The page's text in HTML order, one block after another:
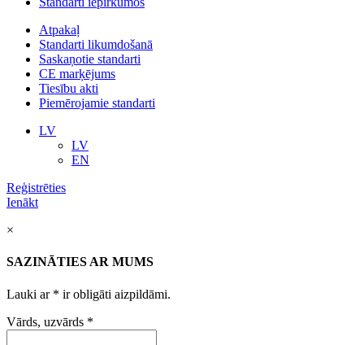
Atpakaļ
Standarti likumdošanā
Saskaņotie standarti
CE marķējums
Tiesību akti
Piemērojamie standarti
LV
LV
EN
Reģistrēties
Ienākt
×
SAZINĀTIES AR MUMS
Lauki ar * ir obligāti aizpildāmi.
Vārds, uzvārds *